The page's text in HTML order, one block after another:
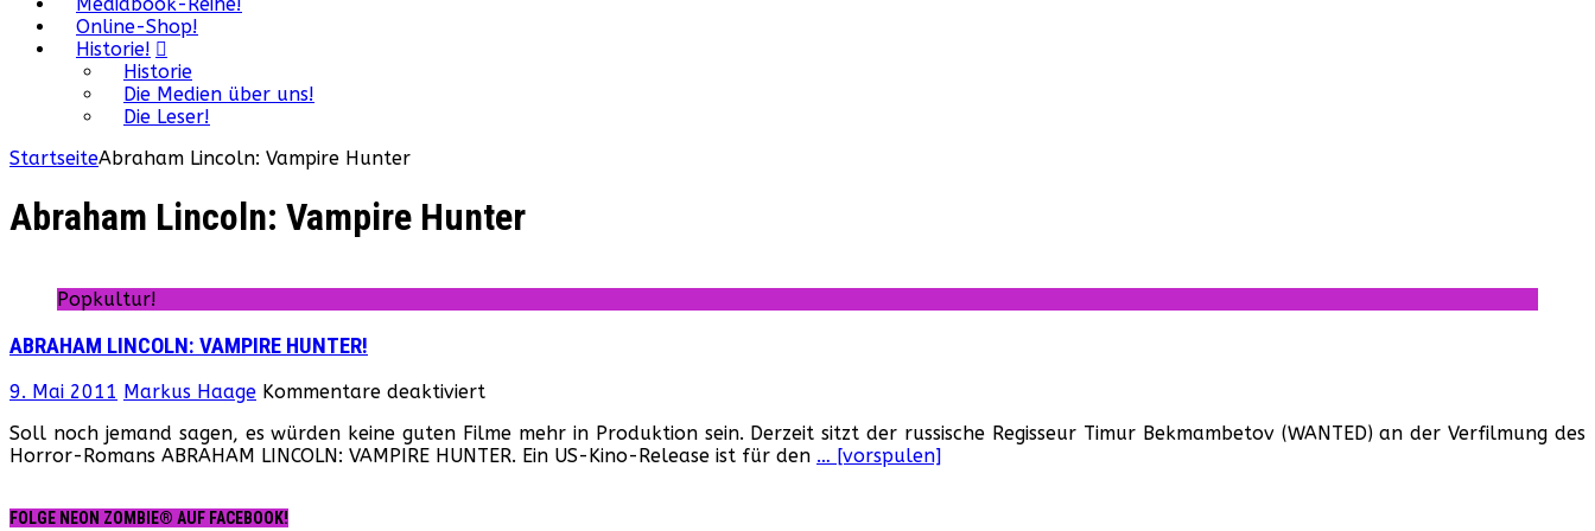
Online-Shop!
Historie!
Historie
Die Medien über uns!
Die Leser!
StartseiteAbraham Lincoln: Vampire Hunter
Abraham Lincoln: Vampire Hunter
Popkultur!
ABRAHAM LINCOLN: VAMPIRE HUNTER!
9. Mai 2011 Markus Haage Kommentare deaktiviertfür
LINCOLN:
VAMPIRE
Soll noch jemand sagen, es würden keine guten Filme mehr in Produktion sein. Derzeit sitzt der russische Regisseur Timur Bekmambetov (WANTED) an der Verfilmung des
Horror-Romans ABRAHAM LINCOLN: VAMPIRE HUNTER. Ein US-Kino-Release ist für den … [vorspulen]
FOLGE NEON ZOMBIE® AUF FACEBOOK!